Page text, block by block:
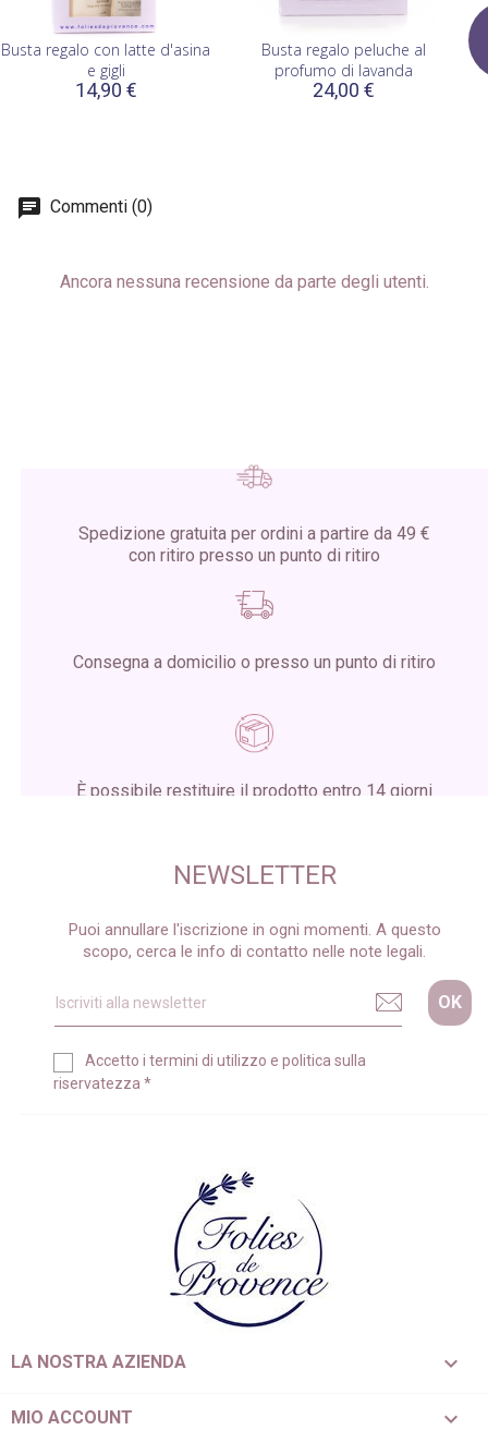
Busta regalo con latte d'asina
e gigli
14,90 €
Busta regalo peluche al
profumo di lavanda
24,00 €
Commenti (0)
Ancora nessuna recensione da parte degli utenti.
Spedizione gratuita per ordini a partire da 49 €
con ritiro presso un punto di ritiro
Consegna a domicilio o presso un punto di ritiro
È possibile restituire il prodotto entro 14 giorni
NEWSLETTER
Puoi annullare l'iscrizione in ogni momenti. A questo
scopo, cerca le info di contatto nelle note legali.
Accetto i termini di utilizzo e politica sulla
riservatezza *
LA NOSTRA AZIENDA 
MIO ACCOUNT 